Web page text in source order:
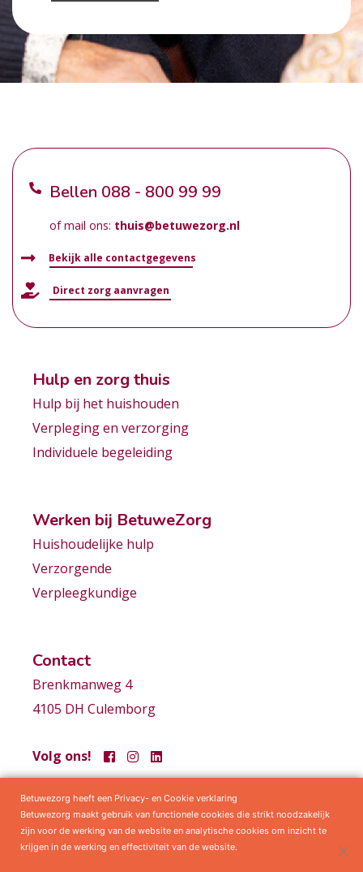
Bellen 088 - 800 99 99
of mail ons: thuis@betuwezorg.nl
Bekijk alle contactgegevens
Direct zorg aanvragen
Hulp en zorg thuis
Hulp bij het huishouden
Verpleging en verzorging
Individuele begeleiding
Werken bij BetuweZorg
Huishoudelijke hulp
Verzorgende
Verpleegkundige
Contact
Brenkmanweg 4
4105 DH Culemborg
Volg ons!
Samenwerkingen Privacy statement Algemene voorwaarden
Betuwezorg heeft een Privacy- en Cookie verklaring
Betuwezorg maakt gebruik van functionele cookies die strikt noodzakelijk
zijn voor de werking van de website en analytische cookies om inzicht te
krijgen in de werking en effectiviteit van de website.